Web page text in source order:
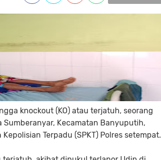
knockout (KO) atau terjatuh, seorang
Sumberanyar, Kecamatan Banyuputih,
Terpadu (SPKT) Polres setempat.